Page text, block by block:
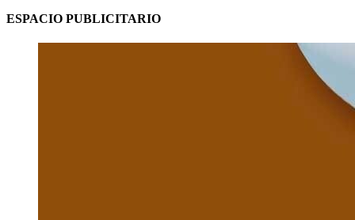
ESPACIO PUBLICITARIO